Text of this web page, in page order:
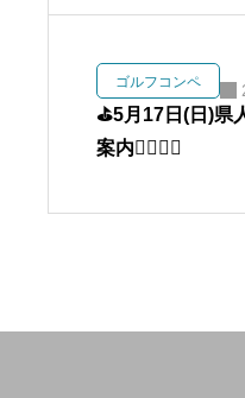
ゴルフコンペ
⛳️5月17日(日)県
案内🏌️‍♀️🏌️‍♂️